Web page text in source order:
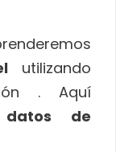
utilizando
. Aquí
datos de